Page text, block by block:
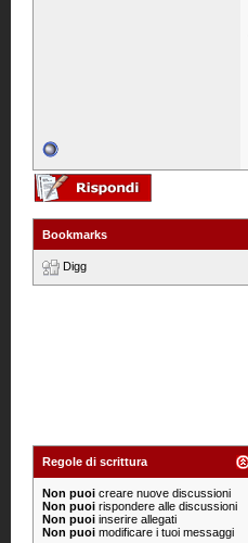
Bookmarks
Digg
Regole di scrittura
Non puoi creare nuove discussioni
Non puoi rispondere alle discussioni
Non puoi inserire allegati
Non puoi modificare i tuoi messaggi